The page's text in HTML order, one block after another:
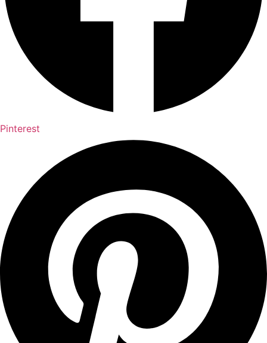
Pinterest